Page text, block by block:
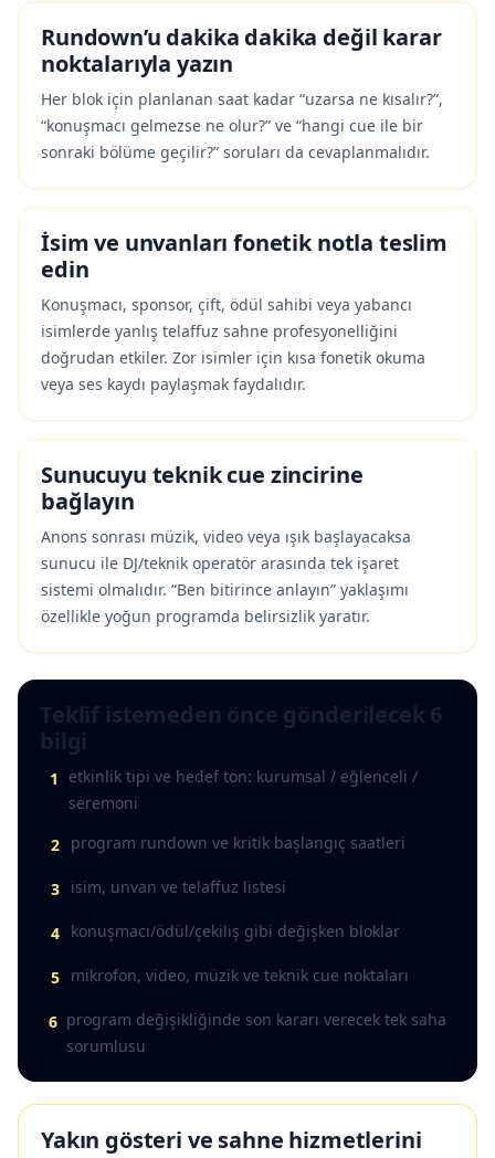
Rundown’u dakika dakika değil karar
noktalarıyla yazın
Her blok için planlanan saat kadar “uzarsa ne kısalır?”,
“konuşmacı gelmezse ne olur?” ve “hangi cue ile bir
sonraki bölüme geçilir?” soruları da cevaplanmalıdır.
İsim ve unvanları fonetik notla teslim
edin
Konuşmacı, sponsor, çift, ödül sahibi veya yabancı
isimlerde yanlış telaffuz sahne profesyonelliğini
doğrudan etkiler. Zor isimler için kısa fonetik okuma
veya ses kaydı paylaşmak faydalıdır.
Sunucuyu teknik cue zincirine
bağlayın
Anons sonrası müzik, video veya ışık başlayacaksa
sunucu ile DJ/teknik operatör arasında tek işaret
sistemi olmalıdır. “Ben bitirince anlayın” yaklaşımı
özellikle yoğun programda belirsizlik yaratır.
Teklif istemeden önce gönderilecek 6
bilgi
1
etkinlik tipi ve hedef ton: kurumsal / eğlenceli /
seremoni
2 program rundown ve kritik başlangıç saatleri
3 isim, unvan ve telaffuz listesi
4 konuşmacı/ödül/çekiliş gibi değişken bloklar
5 mikrofon, video, müzik ve teknik cue noktaları
6 program değişikliğinde son kararı verecek tek saha
sorumlusu
Yakın gösteri ve sahne hizmetlerini